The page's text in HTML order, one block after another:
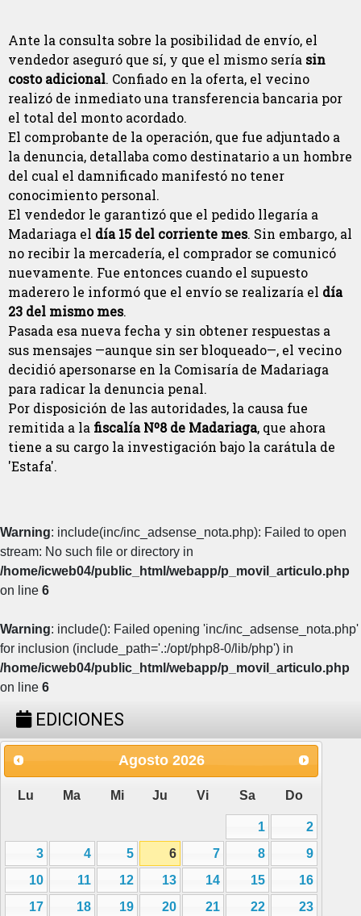
Ante la consulta sobre la posibilidad de envío, el
vendedor aseguró que sí, y que el mismo sería sin
costo adicional. Confiado en la oferta, el vecino
realizó de inmediato una transferencia bancaria por
el total del monto acordado.
El comprobante de la operación, que fue adjuntado a
la denuncia, detallaba como destinatario a un hombre
del cual el damnificado manifestó no tener
conocimiento personal.
El vendedor le garantizó que el pedido llegaría a
Madariaga el día 15 del corriente mes. Sin embargo, al
no recibir la mercadería, el comprador se comunicó
nuevamente. Fue entonces cuando el supuesto
maderero le informó que el envío se realizaría el día
23 del mismo mes.
Pasada esa nueva fecha y sin obtener respuestas a
sus mensajes —aunque sin ser bloqueado—, el vecino
decidió apersonarse en la Comisaría de Madariaga
para radicar la denuncia penal.
Por disposición de las autoridades, la causa fue
remitida a la fiscalía Nº8 de Madariaga, que ahora
tiene a su cargo la investigación bajo la carátula de
'Estafa'.
Warning: include(inc/inc_adsense_nota.php): Failed to open
stream: No such file or directory in
/home/icweb04/public_html/webapp/p_movil_articulo.php
on line 6
Warning: include(): Failed opening 'inc/inc_adsense_nota.php'
for inclusion (include_path='.:/opt/php8-0/lib/php') in
/home/icweb04/public_html/webapp/p_movil_articulo.php
on line 6
EDICIONES
Agosto 2026
Lu Ma Mi Ju Vi Sa Do
1
2
3
4 5 6 7 8
9
10
11 12 13 14 15
16
17
18 19 20 21 22 23